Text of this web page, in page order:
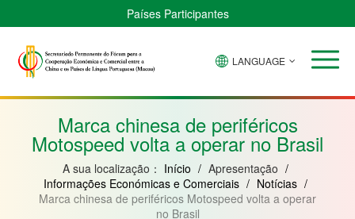
Países Participantes
Verde
Bissau
Guiné
Moçambique
LANGUAGE
Marca chinesa de periféricos
Motospeed volta a operar no Brasil
A sua localização： Início / Apresentação /
Informações Económicas e Comerciais / Notícias /
Marca chinesa de periféricos Motospeed volta a operar
no Brasil